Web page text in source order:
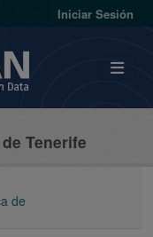
Iniciar Sesión
Tenerife
de